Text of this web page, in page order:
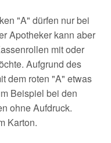
"A" dürfen nur bei
Apotheker kann aber
mit oder
Aufgrund des
dem roten "A" etwas
Beispiel bei den
ohne Aufdruck.
Karton.